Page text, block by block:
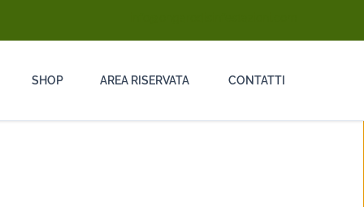
SHOP AREA RISERVATA CONTATTI